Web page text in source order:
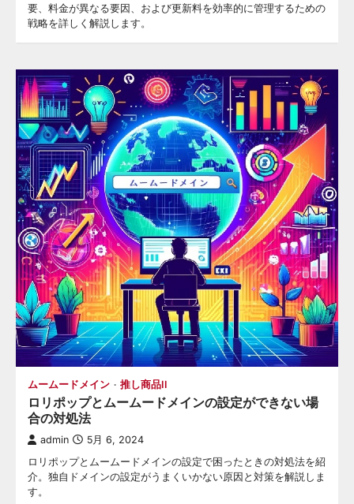
要、料金が異なる要因、および更新料を効率的に管理するための
戦略を詳しく解説します。
ムームードメイン 推し商品II
ロリポップとムームードメインの設定ができない場
合の対処法
admin 5月 6, 2024
ロリポップとムームードメインの設定で困ったときの対処法を紹
介。独自ドメインの設定がうまくいかない原因と対策を解説しま
す。